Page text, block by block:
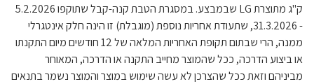
ק"ג מתוצרת LG שבמבצע. במסגרת הטבת קנה-קבל שתוקפו 5.2.2026
- 31.3.2026, שתעודת אחריות נוספת (מוגבלת) זו הינה חלק אינטגרלי
ממנה, הרי שבתום תקופת האחריות המלאה של 12 חודשים מיום התקנתו
או ביצוע הדרכה, ככל שהמוצר מחייב התקנה או הדרכה, המאוחר
מביניהם וזאת ככל שהצרכן לא עשה שימוש במוצר והמוצר נשמר בתנאים